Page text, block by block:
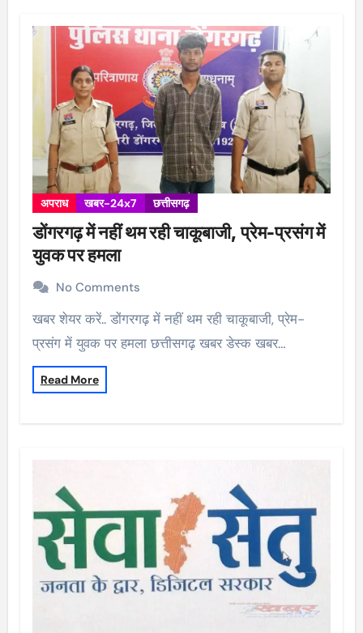
अपराध खबर-24x7 छत्तीसगढ़
डोंगरगढ़ में नहीं थम रही चाकूबाजी, प्रेम-प्रसंग में
युवक पर हमला
No Comments
खबर शेयर करें.. डोंगरगढ़ में नहीं थम रही चाकूबाजी, प्रेम-
प्रसंग में युवक पर हमला छत्तीसगढ़ खबर डेस्क खबर…
Read More